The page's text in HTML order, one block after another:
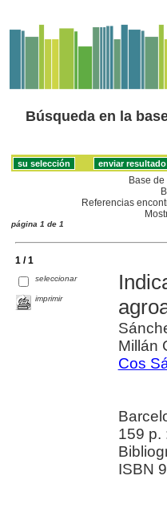
Búsqueda en la
Base de
Referencias
página 1 de 1
1 / 1
seleccionar
imprimir
Millán
Cos
159 p.
ISBN